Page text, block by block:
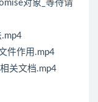
对象_等待请
.mp4
件作用.mp4
关文档.mp4